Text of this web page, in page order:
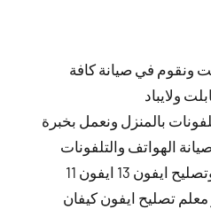
ونقوم في صيانة كافة
ولايباد
بالمنزل ونعمل بخبرة
الهواتف والتلفونات
نقوم في تصليح الايفون وتصليح ايفون 13 ايفون 11